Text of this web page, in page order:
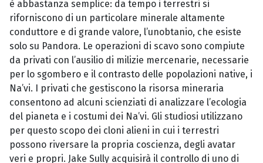
è abbastanza semplice: da tempo i terrestri si
riforniscono di un particolare minerale altamente
conduttore e di grande valore, l’unobtanio, che esiste
solo su Pandora. Le operazioni di scavo sono compiute
da privati con l’ausilio di milizie mercenarie, necessarie
per lo sgombero e il contrasto delle popolazioni native, i
Na’vi. I privati che gestiscono la risorsa mineraria
consentono ad alcuni scienziati di analizzare l’ecologia
del pianeta e i costumi dei Na’vi. Gli studiosi utilizzano
per questo scopo dei cloni alieni in cui i terrestri
possono riversare la propria coscienza, degli avatar
veri e propri. Jake Sully acquisirà il controllo di uno di